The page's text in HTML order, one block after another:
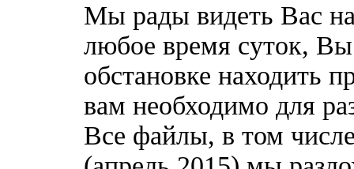
Мы рады видеть Вас
любое время суток,
обстановке находить
вам необходимо для
Все файлы, в том